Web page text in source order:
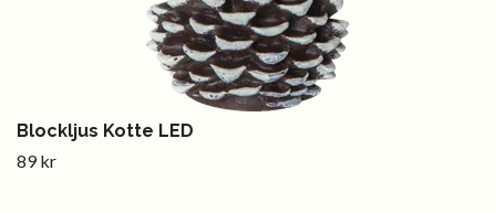
Blockljus Kotte LED
89 kr